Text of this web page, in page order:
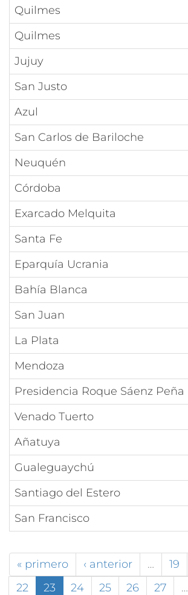
Quilmes
Quilmes
Jujuy
San Justo
Azul
San Carlos de Bariloche
Neuquén
Córdoba
Exarcado Melquita
Santa Fe
Eparquía Ucrania
Bahía Blanca
San Juan
La Plata
Mendoza
Presidencia Roque Sáenz Peña
Venado Tuerto
Añatuya
Gualeguaychú
Santiago del Estero
San Francisco
« primero ‹ anterior … 19
22
23 24 25 26 27
…